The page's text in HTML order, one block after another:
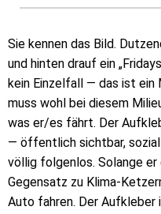
Sie kennen das Bild.
und hinten drauf ein
kein Einzelfall — das ist ein
muss wohl bei diesem
was er/es fährt. Der
— öffentlich sichtbar,
völlig folgenlos. Solange er
Gegensatz zu Klima-
Auto fahren. Der Aufkleber